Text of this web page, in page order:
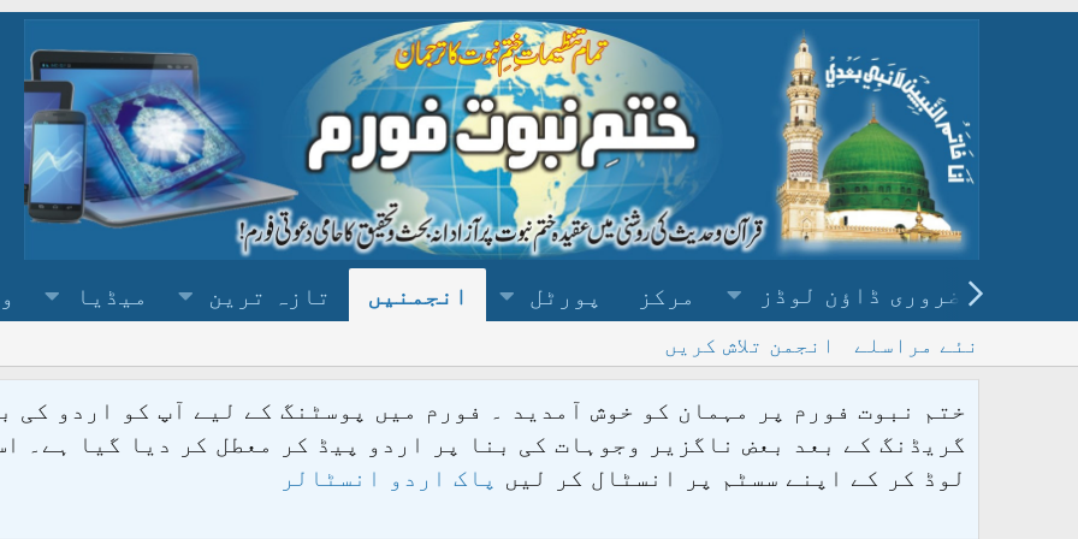
ضروری ڈاؤن لوڈز مرکز پورٹل انجمنیں تازہ ترین میڈیا
نئے مراسلے انجمن تلاش کریں
ختم نبوت فورم پر مہمان کو خوش آمدید ۔ فورم میں پوسٹنگ کے لیے آپ کو اردو کی
گریڈنگ کے بعد بعض ناگزیر وجوہات کی بنا پر اردو پیڈ کر معطل کر دیا گیا ہے۔
لوڈ کر کے اپنے سسٹم پر انسٹال کر لیں پاک اردو انسٹالر